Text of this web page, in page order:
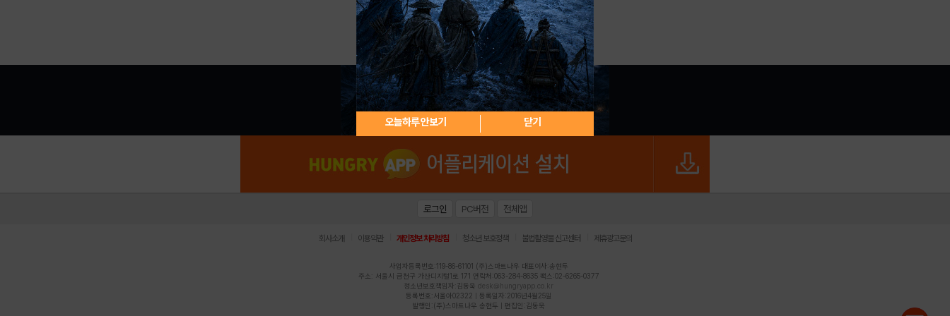
아이디 / 비밀번호 찾기 회원가입
오늘하루 안보기 닫기
로그인 PC버전 전체앱
회사소개 이용약관 개인정보 처리방침 청소년 보호정책 불법촬영물 신고센터 제휴광고문의
사업자등록번호:119-86-61101 (주)스마트나우 대표이사:송현두
주소: 서울시 금천구 가산디지털1로 171 연락처:063-284-8635 팩스:02-6265-0377
청소년보호책임자:김동욱 desk@hungryapp.co.kr
등록번호:서울아02322 | 등록일자:2016년4월25일
발행인:(주)스마트나우 송현두 | 편집인:김동욱